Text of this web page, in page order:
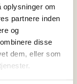
om
partnere inden
og
disse
dem, eller som
bolig, pension